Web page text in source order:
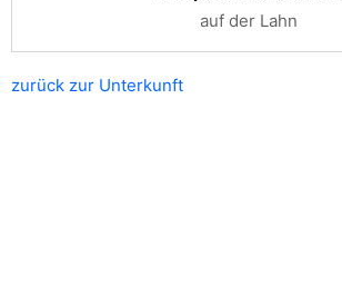
auf der Lahn
zurück zur Unterkunft